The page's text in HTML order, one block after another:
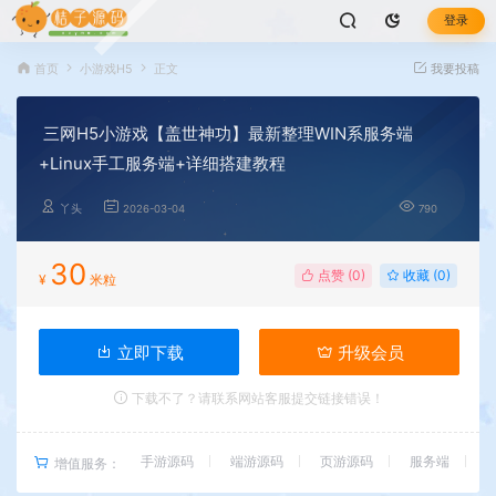
登录
首页 小游戏H5 正文 我要投稿
三网H5小游戏【盖世神功】最新整理WIN系服务端
+Linux手工服务端+详细搭建教程
丫头 2026-03-04 790
¥ 30 米粒 点赞 (0) 收藏 (0)
立即下载 升级会员
下载不了？请联系网站客服提交链接错误！
增值服务： 手游源码 端游源码 页游源码 服务端